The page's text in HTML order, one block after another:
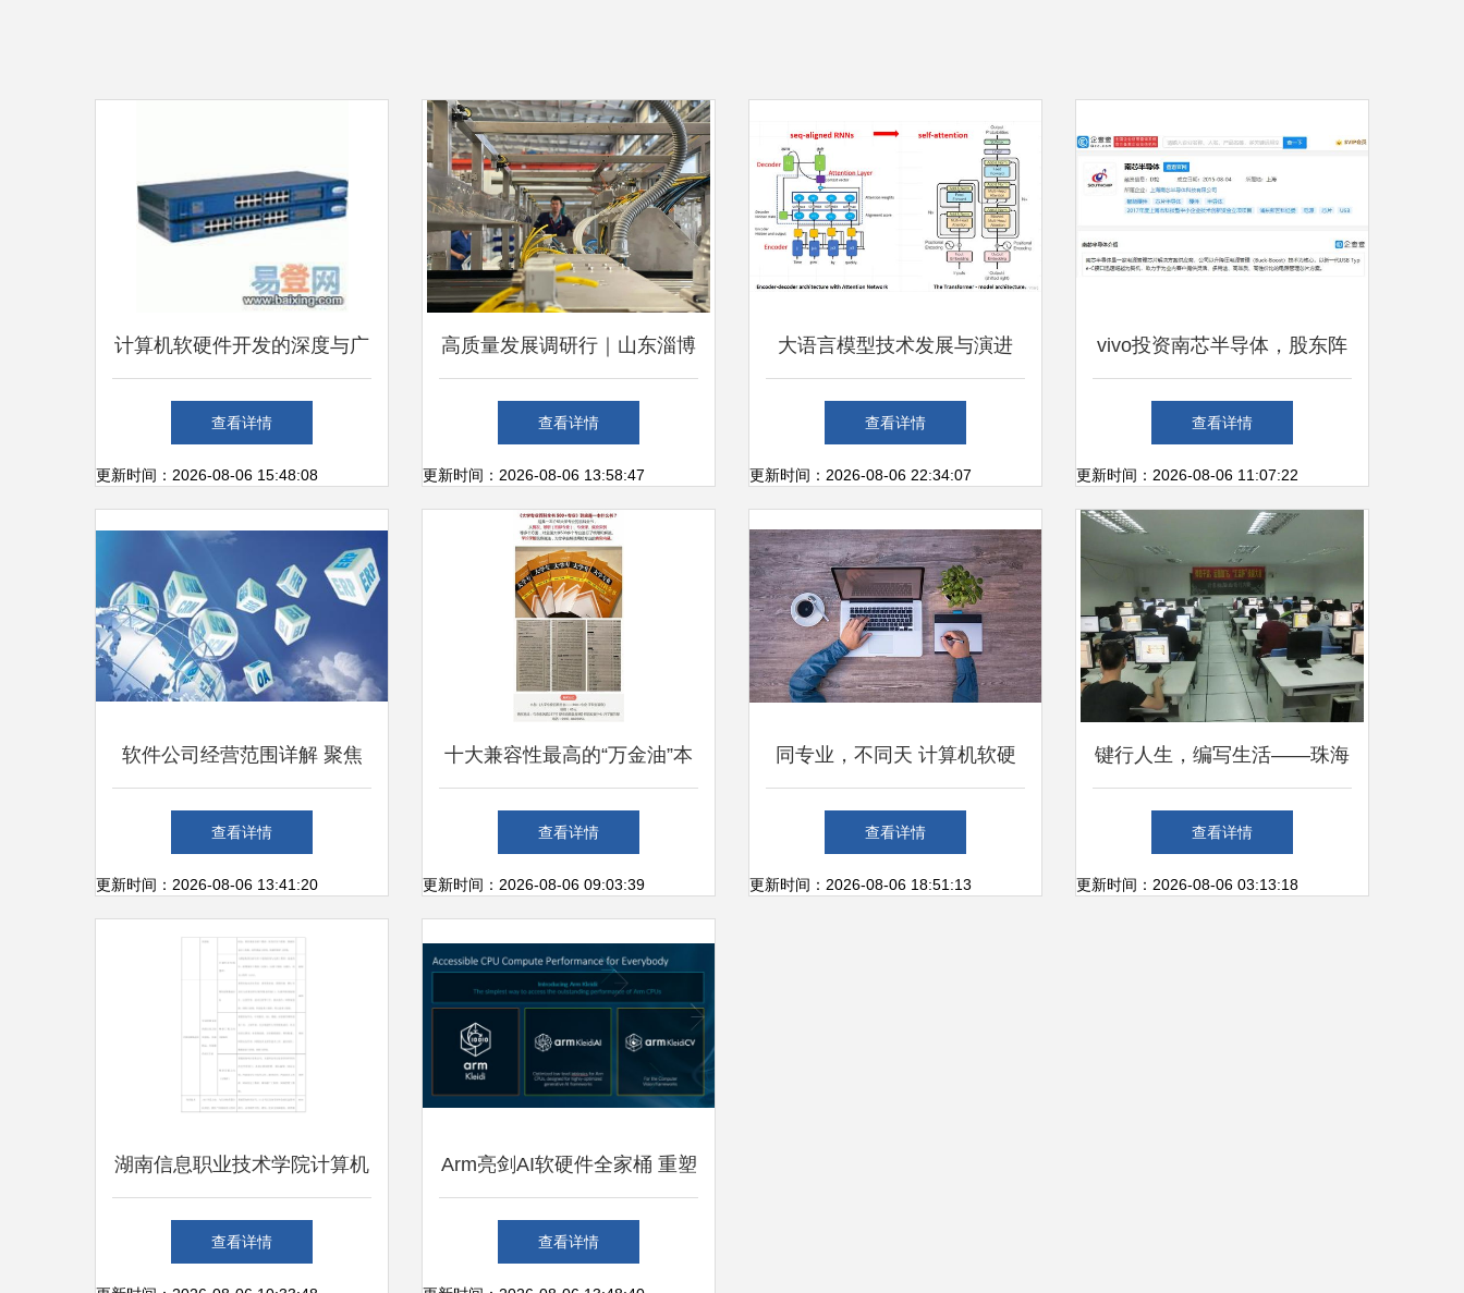
计算机软硬件开发的深度与广
度 技术咨询与网页设计的前
沿探索
查看详情
更新时间：2026-08-06 15:48:08
高质量发展调研行｜山东淄博
从网红城市到科技新城的蜕变
查看详情
更新时间：2026-08-06 13:58:47
大语言模型技术发展与演进
从统计语言到通用智能
查看详情
更新时间：2026-08-06 22:34:07
vivo投资南芯半导体，股东阵
容涵盖OPPO、小米与英特尔
查看详情
更新时间：2026-08-06 11:07:22
软件公司经营范围详解 聚焦
计算机软硬件技术开发
查看详情
更新时间：2026-08-06 13:41:20
十大兼容性最高的“万金油”本
科专业 教育与计算机软硬件
技术开发领衔
查看详情
更新时间：2026-08-06 09:03:39
同专业，不同天 计算机软硬
件技术开发专业在高校间的显
著差异
查看详情
更新时间：2026-08-06 18:51:13
键行人生，编写生活——珠海
市工贸技工学校商务软件开发
与应用专业的技术之道
查看详情
更新时间：2026-08-06 03:13:18
湖南信息职业技术学院计算机
软硬件技术开发专业设置与收
查看详情
Arm亮剑AI软硬件全家桶 重塑
终端侧智能新生态
查看详情